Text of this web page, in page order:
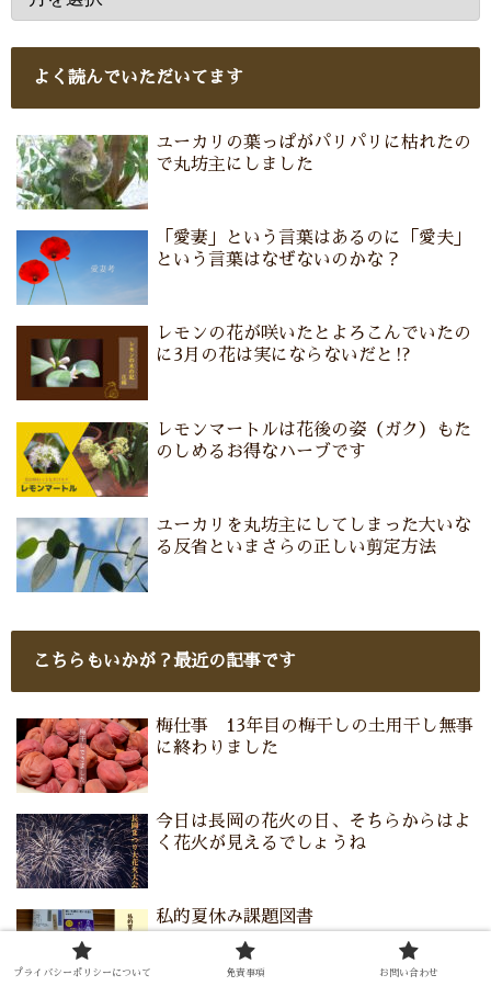
よく読んでいただいてます
ユーカリの葉っぱがパリパリに枯れたの
で丸坊主にしました
「愛妻」という言葉はあるのに「愛夫」
という言葉はなぜないのかな？
レモンの花が咲いたとよろこんでいたの
に3月の花は実にならないだと⁉
レモンマートルは花後の姿（ガク）もた
のしめるお得なハーブです
ユーカリを丸坊主にしてしまった大いな
る反省といまさらの正しい剪定方法
こちらもいかが？最近の記事です
梅仕事 13年目の梅干しの土用干し無事
に終わりました
今日は長岡の花火の日、そちらからはよ
く花火が見えるでしょうね
私的夏休み課題図書
プライバシーポリシーについて 免責事項 お問い合わせ